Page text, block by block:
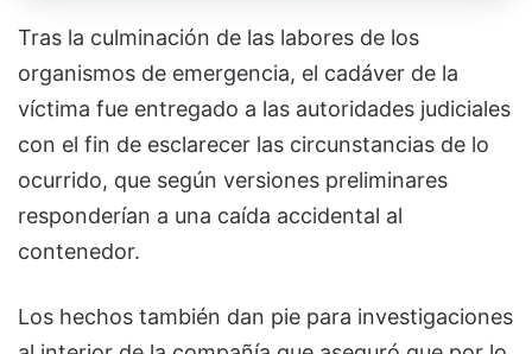
Tras la culminación de las labores de los
organismos de emergencia, el cadáver de la
víctima fue entregado a las autoridades judiciales
con el fin de esclarecer las circunstancias de lo
ocurrido, que según versiones preliminares
responderían a una caída accidental al
contenedor.
Los hechos también dan pie para investigaciones